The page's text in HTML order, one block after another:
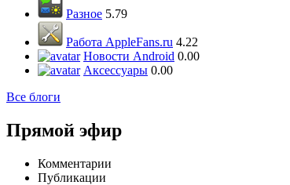
Разное 5.79
Работа AppleFans.ru 4.22
Новости Android 0.00
Аксессуары 0.00
Все блоги
Прямой эфир
Комментарии
Публикации